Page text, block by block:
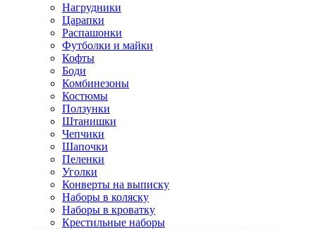
Нагрудники
Царапки
Распашонки
Футболки и майки
Кофты
Боди
Комбинезоны
Костюмы
Ползунки
Штанишки
Чепчики
Шапочки
Пеленки
Уголки
Конверты на выписку
Наборы в коляску
Наборы в кроватку
Крестильные наборы